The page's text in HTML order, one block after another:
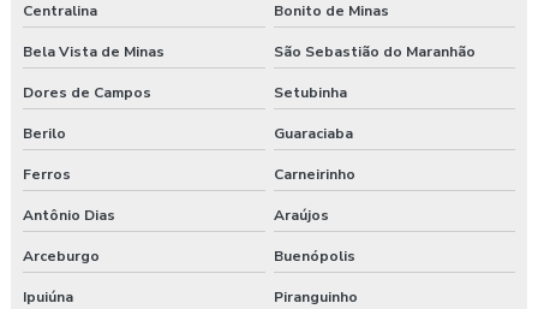
Centralina Bonito de Minas
Bela Vista de Minas São Sebastião do Maranhão
Dores de Campos Setubinha
Berilo Guaraciaba
Ferros Carneirinho
Antônio Dias Araújos
Arceburgo Buenópolis
Ipuiúna Piranguinho